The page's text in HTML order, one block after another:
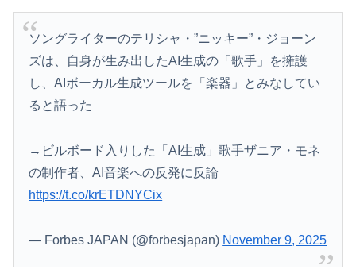
ソングライターのテリシャ・”ニッキー”・ジョーン
ズは、自身が生み出したAI生成の「歌手」を擁護
し、AIボーカル生成ツールを「楽器」とみなしてい
ると語った
→ビルボード入りした「AI生成」歌手ザニア・モネ
の制作者、AI音楽への反発に反論
https://t.co/krETDNYCix
— Forbes JAPAN (@forbesjapan) November 9, 2025